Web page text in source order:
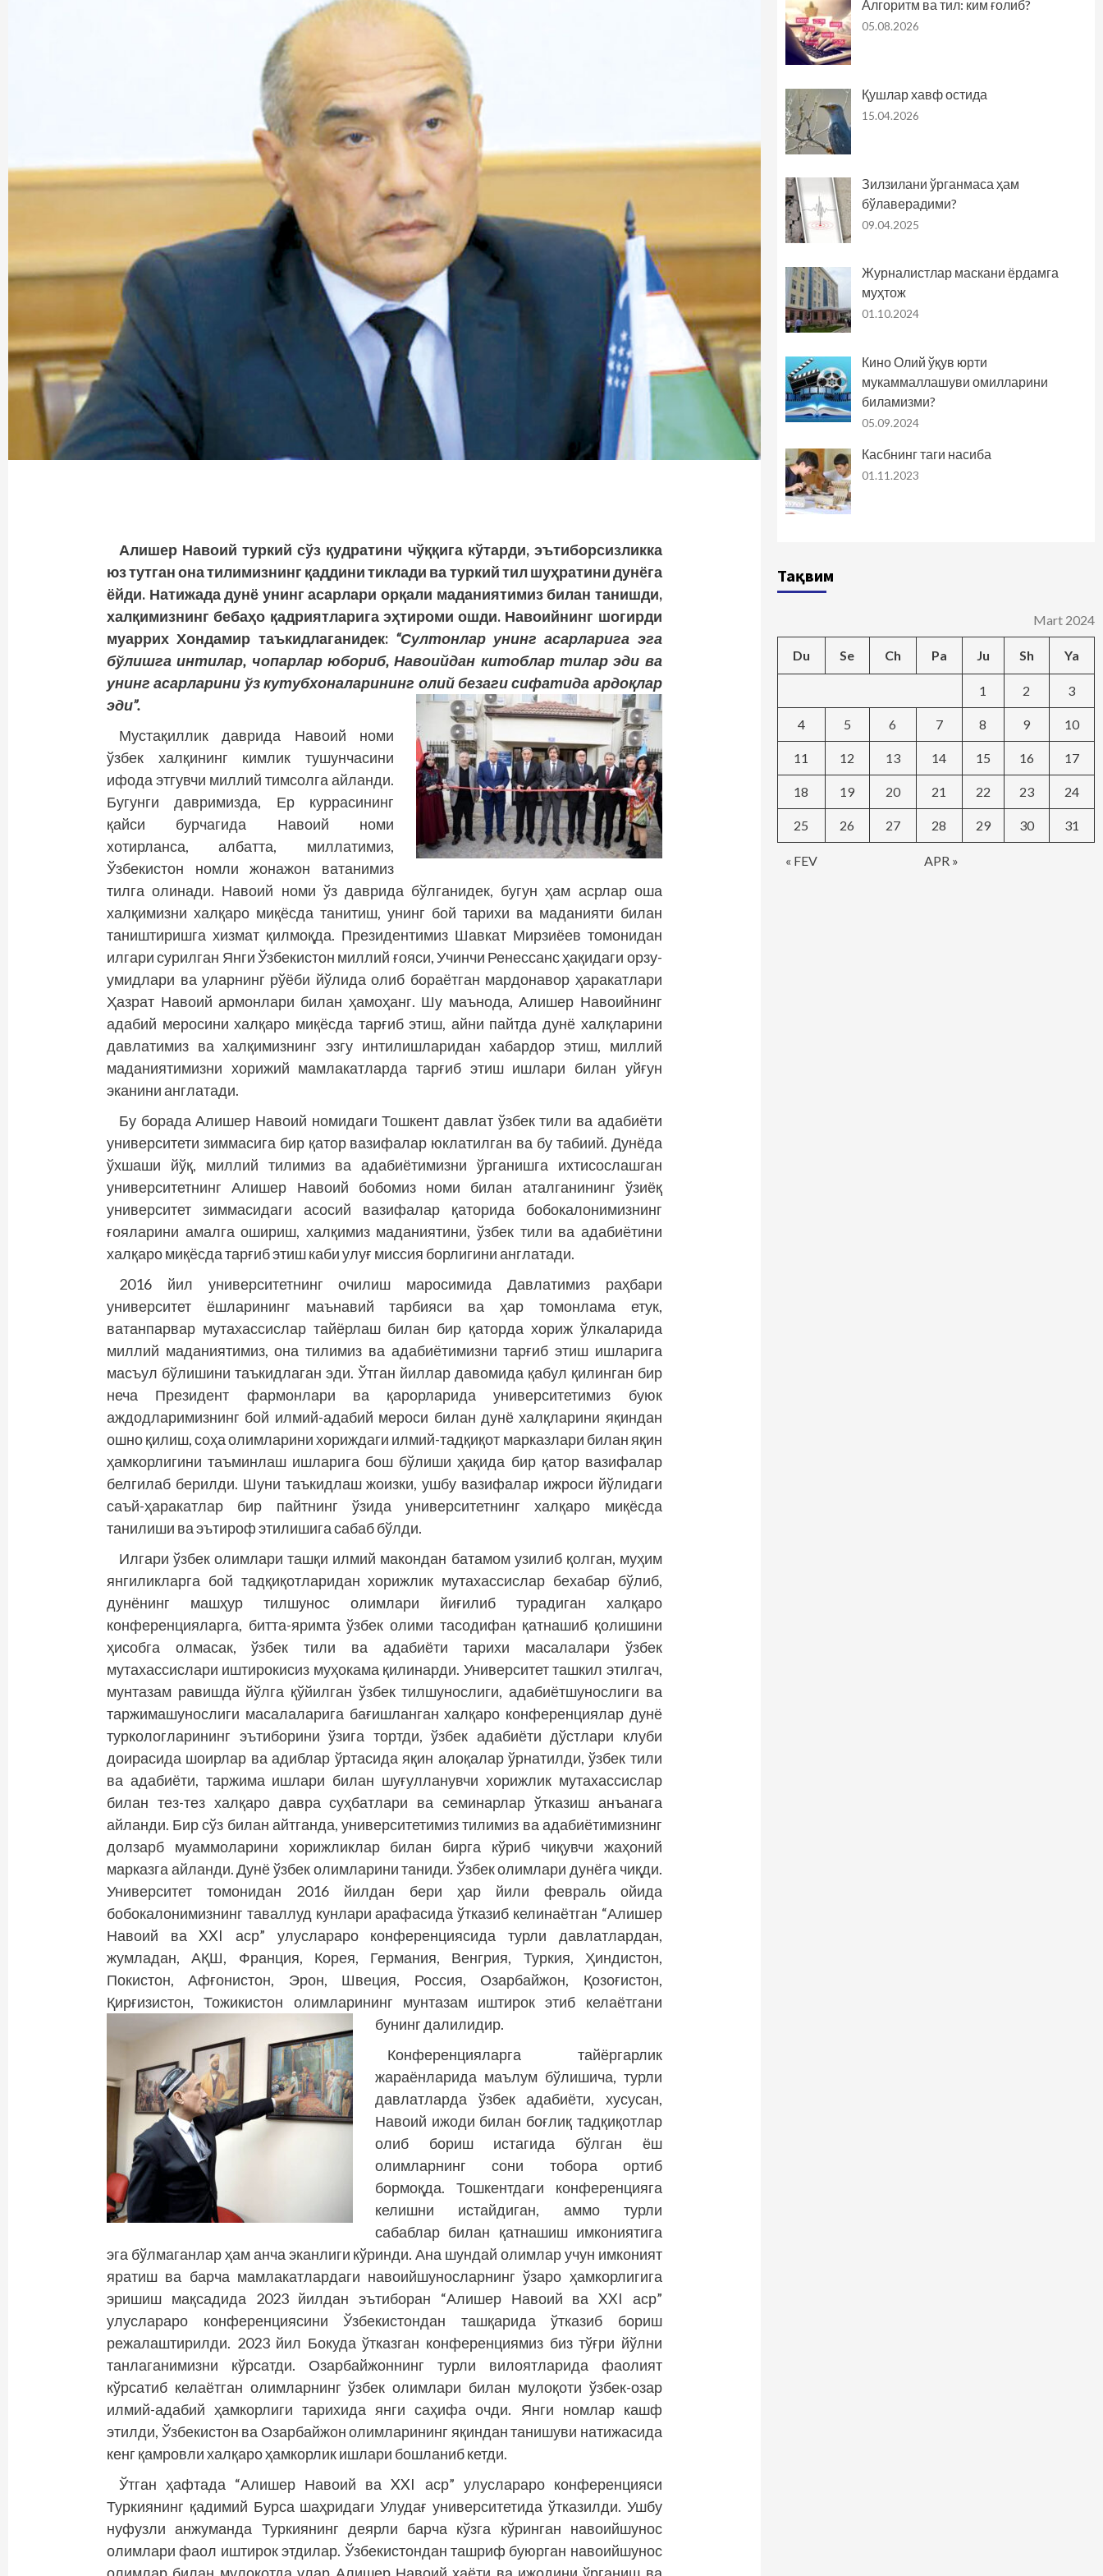
Алишер Навоий туркий сўз қудратини чўққига кўтарди, эътиборсизликка
юз тутган она тилимизнинг қаддини тиклади ва туркий тил шуҳратини дунёга
ёйди. Натижада дунё унинг асарлари орқали маданиятимиз билан танишди,
халқимизнинг бебаҳо қадриятларига эҳтироми ошди. Навоийнинг шогирди
муаррих Хондамир таъкидлаганидек: “Султонлар унинг асарларига эга
бўлишга интилар, чопарлар юбориб, Навоийдан китоблар тилар эди ва
унинг асарларини ўз кутубхоналарининг олий безаги сифатида ардоқлар
эди”.
Мустақиллик даврида Навоий номи
ўзбек халқининг кимлик тушунчасини
ифода этгувчи миллий тимсолга айланди.
Бугунги давримизда, Ер куррасининг
қайси бурчагида Навоий номи
хотирланса, албатта, миллатимиз,
Ўзбекистон номли жонажон ватанимиз
тилга олинади. Навоий номи ўз даврида бўлганидек, бугун ҳам асрлар оша
халқимизни халқаро миқёсда танитиш, унинг бой тарихи ва маданияти билан
таништиришга хизмат қилмоқда. Президентимиз Шавкат Мирзиёев томонидан
илгари сурилган Янги Ўзбекистон миллий ғояси, Учинчи Ренессанс ҳақидаги орзу-
умидлари ва уларнинг рўёби йўлида олиб бораётган мардонавор ҳаракатлари
Ҳазрат Навоий армонлари билан ҳамоҳанг. Шу маънода, Алишер Навоийнинг
адабий меросини халқаро миқёсда тарғиб этиш, айни пайтда дунё халқларини
давлатимиз ва халқимизнинг эзгу интилишларидан хабардор этиш, миллий
маданиятимизни хорижий мамлакатларда тарғиб этиш ишлари билан уйғун
эканини англатади.
Бу борада Алишер Навоий номидаги Тошкент давлат ўзбек тили ва адабиёти
университети зиммасига бир қатор вазифалар юклатилган ва бу табиий. Дунёда
ўхшаши йўқ, миллий тилимиз ва адабиётимизни ўрганишга ихтисос­лашган
университетнинг Алишер Навоий бобомиз номи билан аталганининг ўзиёқ
университет зиммасидаги асосий вазифалар қаторида бобокалонимизнинг
ғояларини амалга ошириш, халқимиз маданиятини, ўзбек тили ва адабиётини
халқаро миқёсда тарғиб этиш каби улуғ миссия борлигини англатади.
2016 йил университетнинг очилиш маросимида Давлатимиз раҳбари
университет ёшларининг маънавий тарбияси ва ҳар томонлама етук,
ватанпарвар мутахассислар тайёрлаш билан бир қаторда хориж ўлкаларида
миллий маданиятимиз, она тилимиз ва адабиётимизни тарғиб этиш ишларига
масъул бўлишини таъкидлаган эди. Ўтган йиллар давомида қабул қилинган бир
неча Президент фармонлари ва қарорларида университетимиз буюк
аждодларимизнинг бой илмий-адабий мероси билан дунё халқларини яқиндан
ошно қилиш, соҳа олимларини хориждаги илмий-тадқиқот марказлари билан яқин
ҳамкорлигини таъминлаш ишларига бош бўлиши ҳақида бир қатор вазифалар
белгилаб берилди. Шуни таъкидлаш жоизки, ушбу вазифалар ижроси йўлидаги
саъй­-ҳаракатлар бир пайтнинг ўзида университетнинг халқаро миқёсда
танилиши ва эътироф этилишига сабаб бўлди.
Илгари ўзбек олимлари ташқи илмий макондан батамом узилиб қолган, муҳим
янгиликларга бой тадқиқотларидан хорижлик мутахассислар бехабар бўлиб,
дунёнинг машҳур тилшунос олимлари йиғилиб турадиган халқаро
конференцияларга, битта-яримта ўзбек олими тасодифан қатнашиб қолишини
ҳисобга олмасак, ўзбек тили ва адабиёти тарихи масалалари ўзбек
мутахассислари иштирокисиз муҳокама қилинарди. Университет ташкил этилгач,
мунтазам равишда йўлга қўйилган ўзбек тилшунослиги, адабиётшунослиги ва
таржимашунослиги масалаларига бағишланган халқаро конференциялар дунё
туркологларининг эътиборини ўзига тортди, ўзбек адабиёти дўстлари клуби
доирасида шоирлар ва адиблар ўртасида яқин алоқалар ўрнатилди, ўзбек тили
ва адабиёти, таржима ишлари билан шуғулланувчи хорижлик мутахассислар
билан тез-тез халқаро давра суҳбатлари ва семинарлар ўтказиш анъанага
айланди. Бир сўз билан айтганда, университетимиз тилимиз ва адабиётимизнинг
долзарб муаммоларини хорижликлар билан бирга кўриб чиқувчи жаҳоний
марказга айланди. Дунё ўзбек олимларини таниди. Ўзбек олимлари дунёга чиқди.
Университет томонидан 2016 йилдан бери ҳар йили февраль ойида
бобокалонимизнинг таваллуд кунлари арафасида ўтказиб келинаётган “Алишер
Навоий ва XXI аср” улуслараро конференциясида турли давлатлардан,
жумладан, АҚШ, Франция, Корея, Германия, Венгрия, Туркия, Ҳиндистон,
Покистон, Афғонистон, Эрон, Швеция, Россия, Озарбайжон, Қозоғистон,
Қирғизистон, Тожикистон олимларининг мунтазам иштирок этиб келаётгани
бунинг далилидир.
Конференцияларга тайёргарлик
жараёнларида маълум бўлишича, турли
давлатларда ўзбек адабиёти, хусусан,
Навоий ижоди билан боғлиқ тадқиқотлар
олиб бориш истагида бўлган ёш
олимларнинг сони тобора ортиб
бормоқда. Тошкентдаги конференцияга
келишни истайдиган, аммо турли
сабаблар билан қатнашиш имкониятига
эга бўлмаганлар ҳам анча эканлиги кўринди. Ана шундай олимлар учун имконият
яратиш ва барча мамлакатлардаги навоийшуносларнинг ўзаро ҳамкорлигига
эришиш мақсадида 2023 йилдан эътиборан “Алишер Навоий ва XXI аср”
улуслараро конференциясини Ўзбекистондан ташқарида ўтказиб бориш
режалаштирилди. 2023 йил Бокуда ўтказган конференциямиз биз тўғри йўлни
танлаганимизни кўрсатди. Озарбайжоннинг турли вилоятларида фаолият
кўрсатиб келаётган олимларнинг ўзбек олимлари билан мулоқоти ўзбек-озар
илмий-адабий ҳамкорлиги тарихида янги саҳифа очди. Янги номлар кашф
этилди, Ўзбекистон ва Озарбайжон олимларининг яқиндан танишуви натижасида
кенг қамровли халқаро ҳамкорлик ишлари бошланиб кетди.
Ўтган ҳафтада “Алишер Навоий ва XXI аср” улуслараро конференцияси
Туркиянинг қадимий Бурса шаҳридаги Улудағ университетида ўтказилди. Ушбу
нуфузли анжуманда Туркиянинг деярли барча кўзга кўринган навоийшунос
олимлари фаол иштирок этдилар. Ўзбекистондан ташриф буюрган навоийшунос
Алгоритм ва тил: ким ғолиб?
05.08.2026
Қушлар хавф остида
15.04.2026
Зилзилани ўрганмаса ҳам
бўлаверадими?
09.04.2025
Журналистлар маскани ёрдамга
муҳтож
01.10.2024
Кино Олий ўқув юрти
мукаммаллашуви омилларини
биламизми?
05.09.2024
Касбнинг таги насиба
01.11.2023
Тақвим
Mart 2024
Du Se Ch Pa Ju Sh Ya
« FEV APR »
1 2 3
4 5 6 7 8 9 10
11 12 13 14 15 16 17
18 19 20 21 22 23 24
25 26 27 28 29 30 31